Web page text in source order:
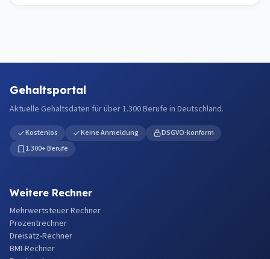
Gehaltsportal
Aktuelle Gehaltsdaten für über 1.300 Berufe in Deutschland.
Kostenlos Keine Anmeldung
DSGVO-konform
1.300+ Berufe
Weitere Rechner
Mehrwertsteuer Rechner
Prozentrechner
Dreisatz-Rechner
BMI-Rechner